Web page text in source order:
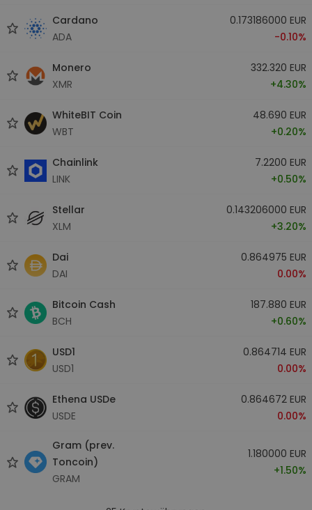
Cardano
ADA
0.173186000 EUR
-0.10%
Monero
XMR
332.320 EUR
+4.30%
WhiteBIT Coin
WBT
48.690 EUR
+0.20%
Chainlink
LINK
7.2200 EUR
+0.50%
Stellar
XLM
0.143206000 EUR
+3.20%
Dai
DAI
0.864975 EUR
0.00%
Bitcoin Cash
BCH
187.880 EUR
+0.60%
USD1
USD1
0.864714 EUR
0.00%
Ethena USDe
USDE
0.864672 EUR
0.00%
Gram (prev.
Toncoin)
GRAM
1.180000 EUR
+1.50%